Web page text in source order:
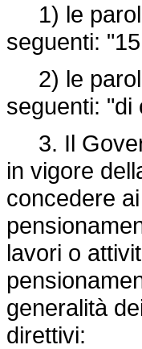
1) le
seguenti:
2) le
seguenti: "di
3. Il
in vigore
concedere
lavori o
generalità
direttivi: